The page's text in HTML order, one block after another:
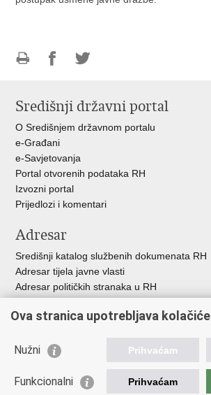
FacebookuTwitteru
Središnji državni portal
O Središnjem državnom portalu
e-Građani
e-Savjetovanja
Portal otvorenih podataka RH
Izvozni portal
Prijedlozi i komentari
Adresar
Središnji katalog službenih dokumenata RH
Adresar tijela javne vlasti
Adresar političkih stranaka u RH
Besplatni telefoni javne uprave
Važne poveznice
Vlada Republike Hrvatske
Ova stranica upotrebljava kolačiće
Nužni Prihvaćam
Funkcionalni Prihvaćam